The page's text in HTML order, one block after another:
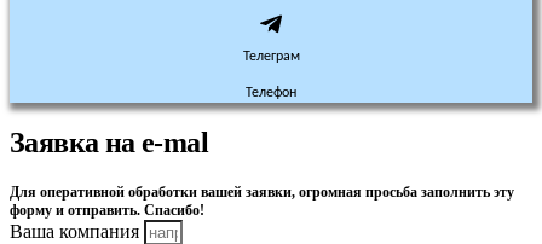
Телеграм
Телефон
Заявка на e-mal
Для оперативной обработки вашей заявки, огромная просьба заполнить эту
форму и отправить. Спасибо!
Ваша компания